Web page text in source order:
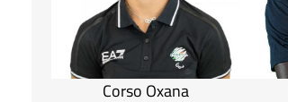
Corso Oxana